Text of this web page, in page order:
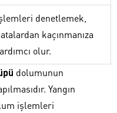
denetlemek,
kaçınmanıza
olur.
dolumunun
Yangın
işlemleri